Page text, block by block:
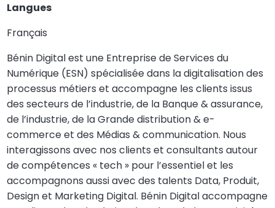
Langues
Français
Bénin Digital est une Entreprise de Services du
Numérique (ESN) spécialisée dans la digitalisation des
processus métiers et accompagne les clients issus
des secteurs de l’industrie, de la Banque & assurance,
de l’industrie, de la Grande distribution & e-
commerce et des Médias & communication. Nous
interagissons avec nos clients et consultants autour
de compétences « tech » pour l’essentiel et les
accompagnons aussi avec des talents Data, Produit,
Design et Marketing Digital. Bénin Digital accompagne